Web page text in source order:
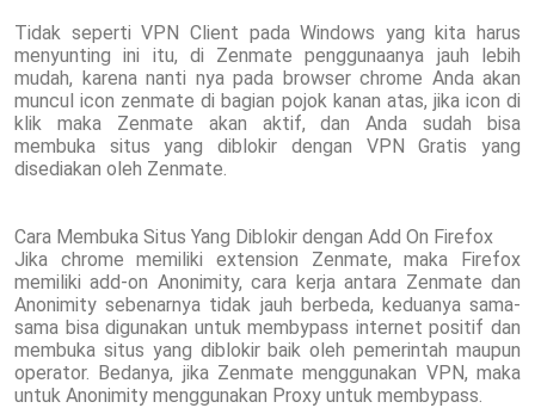
Tidak seperti VPN Client pada Windows yang kita harus
menyunting ini itu, di Zenmate penggunaanya jauh lebih
mudah, karena nanti nya pada browser chrome Anda akan
muncul icon zenmate di bagian pojok kanan atas, jika icon di
klik maka Zenmate akan aktif, dan Anda sudah bisa
membuka situs yang diblokir dengan VPN Gratis yang
disediakan oleh Zenmate.
Cara Membuka Situs Yang Diblokir dengan Add On Firefox
Jika chrome memiliki extension Zenmate, maka Firefox
memiliki add-on Anonimity, cara kerja antara Zenmate dan
Anonimity sebenarnya tidak jauh berbeda, keduanya sama-
sama bisa digunakan untuk membypass internet positif dan
membuka situs yang diblokir baik oleh pemerintah maupun
operator. Bedanya, jika Zenmate menggunakan VPN, maka
untuk Anonimity menggunakan Proxy untuk membypass.